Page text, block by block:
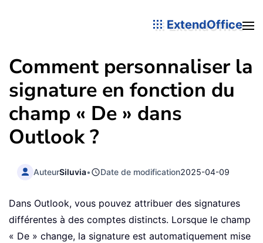
ExtendOffice
Comment personnaliser la
signature en fonction du
champ « De » dans
Outlook ?
AuteurSiluvia• Date de modification2025-04-09
Dans Outlook, vous pouvez attribuer des signatures
différentes à des comptes distincts. Lorsque le champ
« De » change, la signature est automatiquement mise